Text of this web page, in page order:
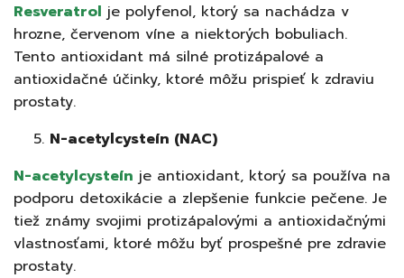
Resveratrol je polyfenol, ktorý sa nachádza v
hrozne, červenom víne a niektorých bobuliach.
Tento antioxidant má silné protizápalové a
antioxidačné účinky, ktoré môžu prispieť k zdraviu
prostaty.
N-acetylcysteín (NAC)
N-acetylcysteín je antioxidant, ktorý sa používa na
podporu detoxikácie a zlepšenie funkcie pečene. Je
tiež známy svojimi protizápalovými a antioxidačnými
vlastnosťami, ktoré môžu byť prospešné pre zdravie
prostaty.